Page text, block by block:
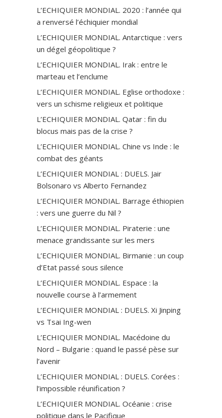
L’ECHIQUIER MONDIAL. 2020 : l’année qui
a renversé l’échiquier mondial
L’ECHIQUIER MONDIAL. Antarctique : vers
un dégel géopolitique ?
L’ECHIQUIER MONDIAL. Irak : entre le
marteau et l’enclume
L’ECHIQUIER MONDIAL. Eglise orthodoxe :
vers un schisme religieux et politique
L’ECHIQUIER MONDIAL. Qatar : fin du
blocus mais pas de la crise ?
L’ECHIQUIER MONDIAL. Chine vs Inde : le
combat des géants
L’ECHIQUIER MONDIAL : DUELS. Jair
Bolsonaro vs Alberto Fernandez
L’ECHIQUIER MONDIAL. Barrage éthiopien
: vers une guerre du Nil ?
L’ECHIQUIER MONDIAL. Piraterie : une
menace grandissante sur les mers
L’ECHIQUIER MONDIAL. Birmanie : un coup
d’Etat passé sous silence
L’ECHIQUIER MONDIAL. Espace : la
nouvelle course à l’armement
L’ECHIQUIER MONDIAL : DUELS. Xi Jinping
vs Tsai Ing-wen
L’ECHIQUIER MONDIAL. Macédoine du
Nord – Bulgarie : quand le passé pèse sur
l’avenir
L’ECHIQUIER MONDIAL : DUELS. Corées :
l’impossible réunification ?
L’ECHIQUIER MONDIAL. Océanie : crise
politique dans le Pacifique